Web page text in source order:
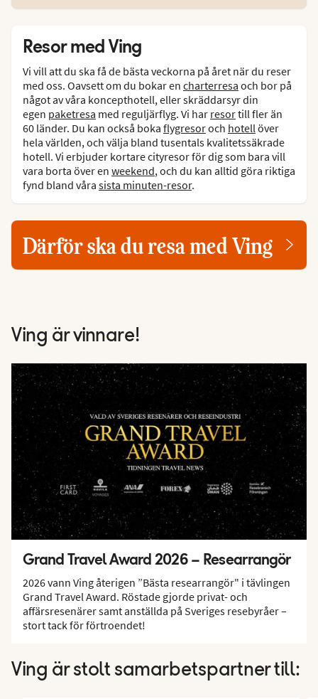
Resor med Ving
Vi vill att du ska få de bästa veckorna på året när du reser
med oss. Oavsett om du bokar en charterresa och bor på
något av våra koncepthotell, eller skräddarsyr din
egen paketresa med reguljärflyg. Vi har resortill fler än
60 länder. Du kan också boka flygresoroch hotell över
hela världen, och välja bland tusentals kvalitetssäkrade
hotell. Vi erbjuder kortare cityresor för dig som bara vill
vara borta över en weekend, och du kan alltid göra riktiga
fynd bland våra sista minuten-resor.
Därför ska du resa med Ving
Ving är vinnare!
Grand Travel Award 2026 – Researrangör
2026 vann Ving återigen ”Bästa researrangör" i tävlingen
Grand Travel Award. Röstade gjorde privat- och
affärsresenärer samt anställda på Sveriges resebyråer –
stort tack för förtroendet!
Ving är stolt samarbetspartner till: